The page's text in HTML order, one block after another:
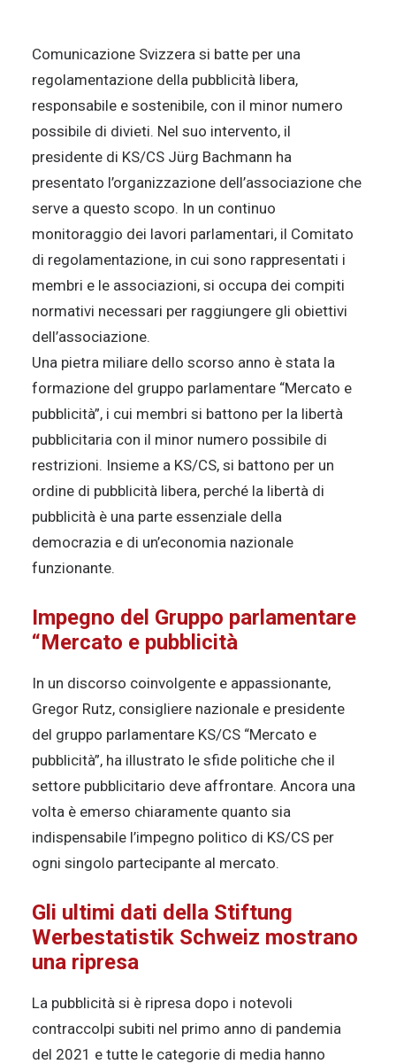
Comunicazione Svizzera si batte per una
regolamentazione della pubblicità libera,
responsabile e sostenibile, con il minor numero
possibile di divieti. Nel suo intervento, il
presidente di KS/CS Jürg Bachmann ha
presentato l’organizzazione dell’associazione che
serve a questo scopo. In un continuo
monitoraggio dei lavori parlamentari, il Comitato
di regolamentazione, in cui sono rappresentati i
membri e le associazioni, si occupa dei compiti
normativi necessari per raggiungere gli obiettivi
dell’associazione.
Una pietra miliare dello scorso anno è stata la
formazione del gruppo parlamentare “Mercato e
pubblicità”, i cui membri si battono per la libertà
pubblicitaria con il minor numero possibile di
restrizioni. Insieme a KS/CS, si battono per un
ordine di pubblicità libera, perché la libertà di
pubblicità è una parte essenziale della
democrazia e di un’economia nazionale
funzionante.
Impegno del Gruppo parlamentare
“Mercato e pubblicità
In un discorso coinvolgente e appassionante,
Gregor Rutz, consigliere nazionale e presidente
del gruppo parlamentare KS/CS “Mercato e
pubblicità”, ha illustrato le sfide politiche che il
settore pubblicitario deve affrontare. Ancora una
volta è emerso chiaramente quanto sia
indispensabile l’impegno politico di KS/CS per
ogni singolo partecipante al mercato.
Gli ultimi dati della Stiftung
Werbestatistik Schweiz mostrano
una ripresa
La pubblicità si è ripresa dopo i notevoli
contraccolpi subiti nel primo anno di pandemia
del 2021 e tutte le categorie di media hanno